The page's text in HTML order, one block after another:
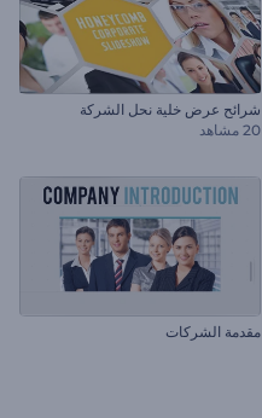
شرائح عرض خلية نحل الشركة
20 مشاهد
مقدمة الشركات